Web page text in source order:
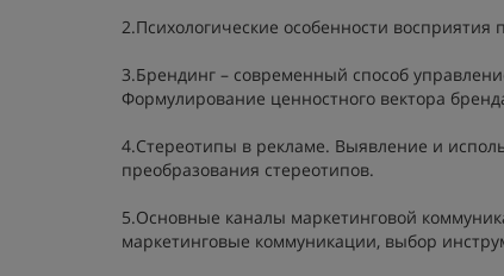
2.Психологические особенности
3.Брендинг – современный способ
Формулирование ценностного вектора
4.Стереотипы в рекламе. Выявление и
преобразования стереотипов.
5.Основные каналы маркетинговой
маркетинговые коммуникации, выбор